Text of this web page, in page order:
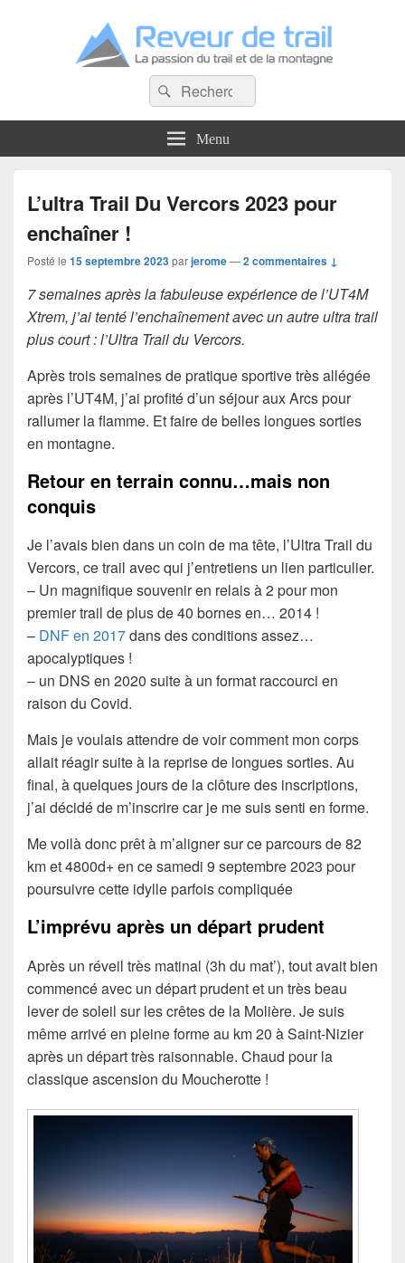
Reveur de trail
La passion du trail et de la montagneRecherche :
Rechercher
Menu
L’ultra Trail Du Vercors 2023 pour
enchaîner !
Posté le 15 septembre 2023parjerome—2 commentaires ↓
7 semaines après la fabuleuse expérience de l’UT4M
Xtrem, j’ai tenté l’enchaînement avec un autre ultra trail
plus court : l’Ultra Trail du Vercors.
Après trois semaines de pratique sportive très allégée
après l’UT4M, j’ai profité d’un séjour aux Arcs pour
rallumer la flamme. Et faire de belles longues sorties
en montagne.
Retour en terrain connu…mais non
conquis
Je l’avais bien dans un coin de ma tête, l’Ultra Trail du
Vercors, ce trail avec qui j’entretiens un lien particulier.
– Un magnifique souvenir en relais à 2 pour mon
premier trail de plus de 40 bornes en… 2014 !
– DNF en 2017dans des conditions assez…
apocalyptiques !
– un DNS en 2020 suite à un format raccourci en
raison du Covid.
Mais je voulais attendre de voir comment mon corps
allait réagir suite à la reprise de longues sorties. Au
final, à quelques jours de la clôture des inscriptions,
j’ai décidé de m’inscrire car je me suis senti en forme.
Me voilà donc prêt à m’aligner sur ce parcours de 82
km et 4800d+ en ce samedi 9 septembre 2023 pour
poursuivre cette idylle parfois compliquée
L’imprévu après un départ prudent
Après un réveil très matinal (3h du mat’), tout avait bien
commencé avec un départ prudent et un très beau
lever de soleil sur les crêtes de la Molière. Je suis
même arrivé en pleine forme au km 20 à Saint-Nizier
après un départ très raisonnable. Chaud pour la
classique ascension du Moucherotte !